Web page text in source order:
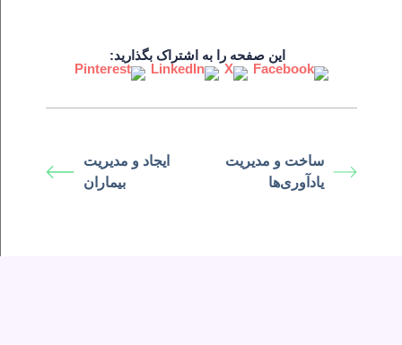
این صفحه را به اشتراک بگذارید:
ایجاد و مدیریت
بیماران
ساخت و مدیریت
یادآوری‌ها